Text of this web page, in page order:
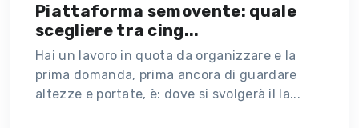
Piattaforma semovente: quale
scegliere tra cing...
Hai un lavoro in quota da organizzare e la
prima domanda, prima ancora di guardare
altezze e portate, è: dove si svolgerà il la...